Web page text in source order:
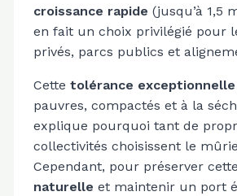
croissance rapide (jusqu’à 1,5
en fait un choix privilégié pour
privés, parcs publics et
Cette tolérance exceptionnelle
pauvres, compactés et à la
explique pourquoi tant de
collectivités choisissent le
Cependant, pour préserver cette
naturelle et maintenir un port